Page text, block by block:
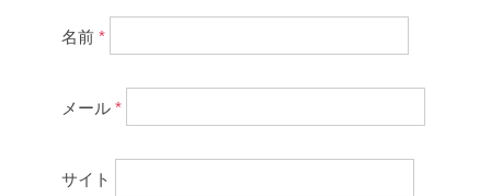
名前 *
メール *
サイト